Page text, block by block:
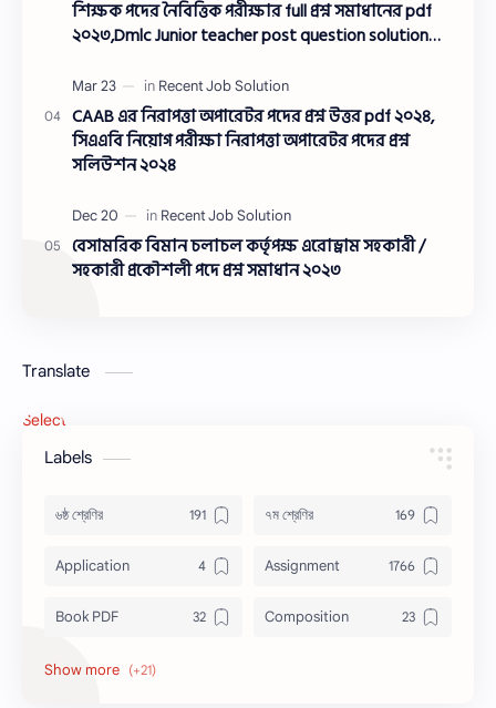
শিক্ষক পদের নৈবিত্তিক পরীক্ষার full প্রশ্ন সমাধানের pdf
২০২৩,Dmlc Junior teacher post question solution
সমাধান ২০২৩
CAAB এর নিরাপত্তা অপারেটর পদের প্রশ্ন উত্তর pdf ২০২৪,
সিএএবি নিয়োগ পরীক্ষা নিরাপত্তা অপারেটর পদের প্রশ্ন
সলিউশন ২০২৪
বেসামরিক বিমান চলাচল কর্তৃপক্ষ এরোড্রাম সহকারী /
সহকারী প্রকৌশলী পদে প্রশ্ন সমাধান ২০২৩
Translate
Select Language
Labels
৬ষ্ঠ শ্রেণির ৭ম শ্রেণির
Application Assignment
Book PDF Composition
Honors